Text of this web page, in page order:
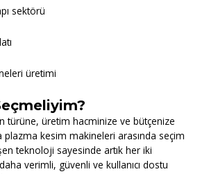
sektörü
üretimi
türüne, üretim hacminize ve bütçenize
kesim makineleri arasında seçim
teknoloji sayesinde artık her iki
verimli, güvenli ve kullanıcı dostu